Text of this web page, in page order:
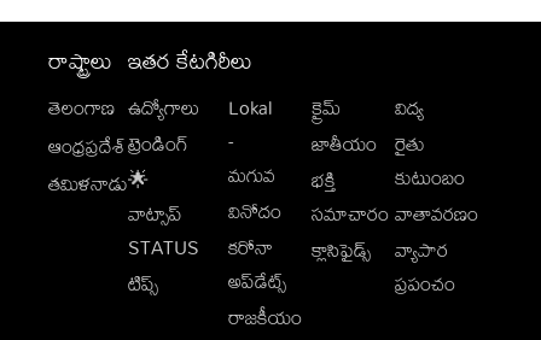
రాష్ట్రాలు
తెలంగాణ
ఆంధ్రప్రదేశ్
తమిళనాడు
ఇతర కేటగిరీలు
ఉద్యోగాలు
ట్రెండింగ్
🌟
వాట్సాప్
STATUS
టిప్స్
Lokal
-
మగువ
వినోదం
కరోనా
అప్‌డేట్స్
రాజకీయం
క్రైమ్
జాతీయం
భక్తి
సమాచారం
క్లాసిఫైడ్స్
విద్య
రైతు
కుటుంబం
వాతావరణం
వ్యాపార
ప్రపంచం